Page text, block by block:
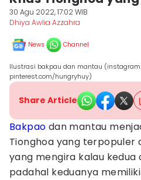
30 Agu 2022, 17:02 WIB
Dhiya Awlia Azzahra
News Channel
Ilustrasi bakpau dan mantau
pinterest.com/hungryhuy)
Share Article
Bakpao dan mantau
Tionghoa yang terpopuler
yang mengira kalau kedua
padahal keduanya